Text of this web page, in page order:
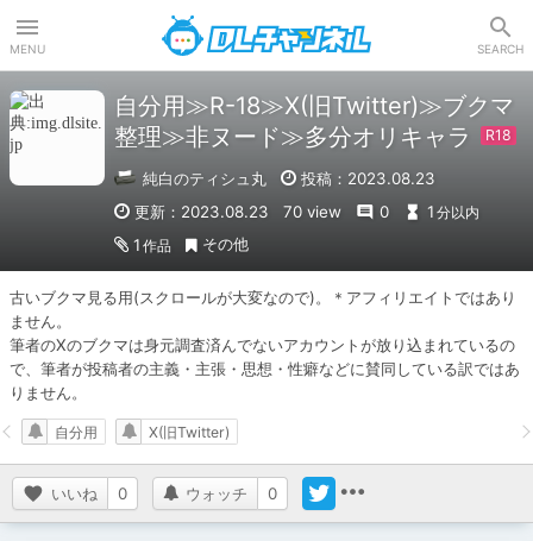
MENU SEARCH
自分用≫R-18≫X(旧Twitter)≫ブクマ
整理≫非ヌード≫多分オリキャラ
純白のティシュ丸
投稿：2023.08.23
更新：2023.08.23
70 view 0 1 分以内
1 作品 その他
古いブクマ見る用(スクロールが大変なので)。＊アフィリエイトではあり
ません。
筆者のXのブクマは身元調査済んでないアカウントが放り込まれているの
で、筆者が投稿者の主義・主張・思想・性癖などに賛同している訳ではあ
りません。
いいね 0 ウォッチ 0
自分用 X(旧Twitter)